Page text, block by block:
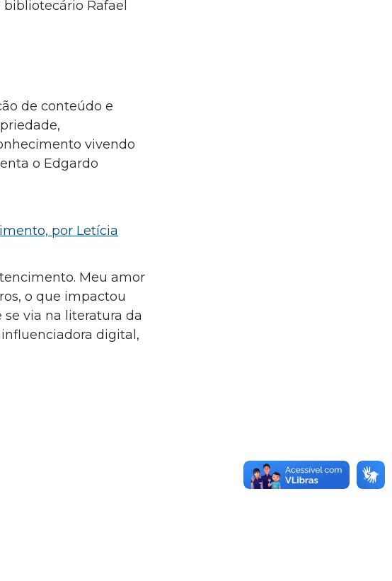
Rafael
de conteúdo e
vivendo
o Edgardo
por Letícia
Meu amor
o que impactou
via na literatura da
digital,